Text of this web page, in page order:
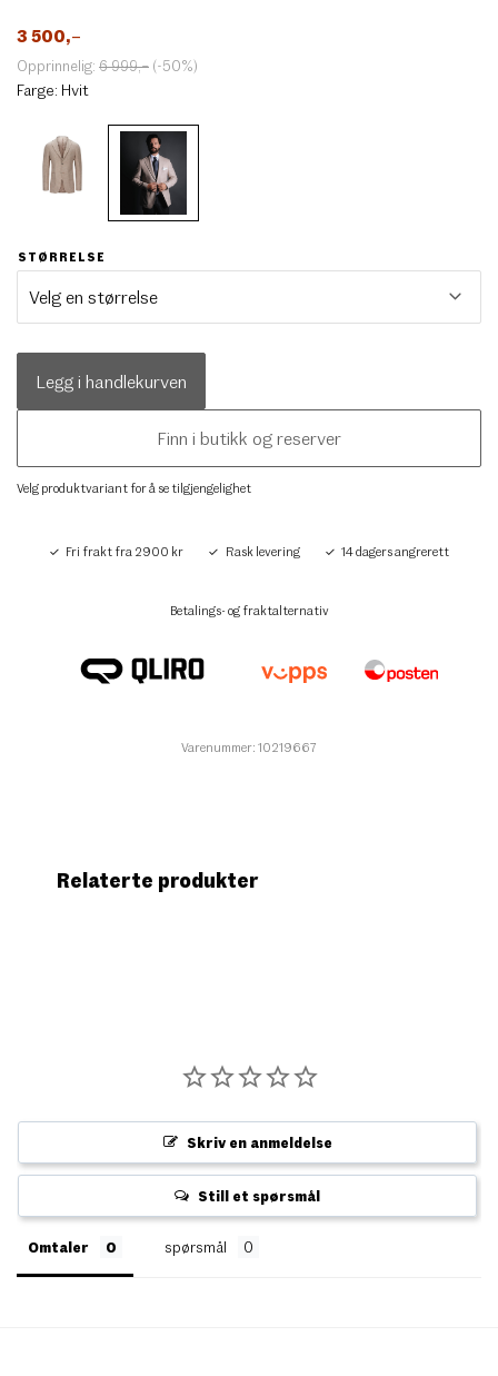
3 500,–
Opprinnelig: 6 999,– (-50%)
Farge: Hvit
STØRRELSE
Legg i handlekurven
Finn i butikk og reserver
Velg produktvariant for å se tilgjengelighet
Fri frakt fra 2900 kr Rask levering 14 dagers angrerett
Betalings- og fraktalternativ
Varenummer: 10219667
Relaterte produkter
Skriv en anmeldelse
Still et spørsmål
Omtaler spørsmål